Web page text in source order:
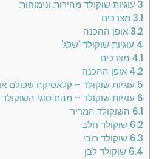
3 עוגיות שוקולד מהירות ונימוחות
3.1 מצרכים
3.2אופן ההכנה
4 עוגיות שוקולד 'שלג'
4.1 מצרכים
4.2 אופן ההכנה
5 עוגיות שוקולד – קלאסיקה שכולם
6 עוגיות שוקולד – מהם סוגי
6.1 השוקולד המריר
6.2 שוקולד חלב
6.3 שוקולד רובי
6.4 שוקולד לבן